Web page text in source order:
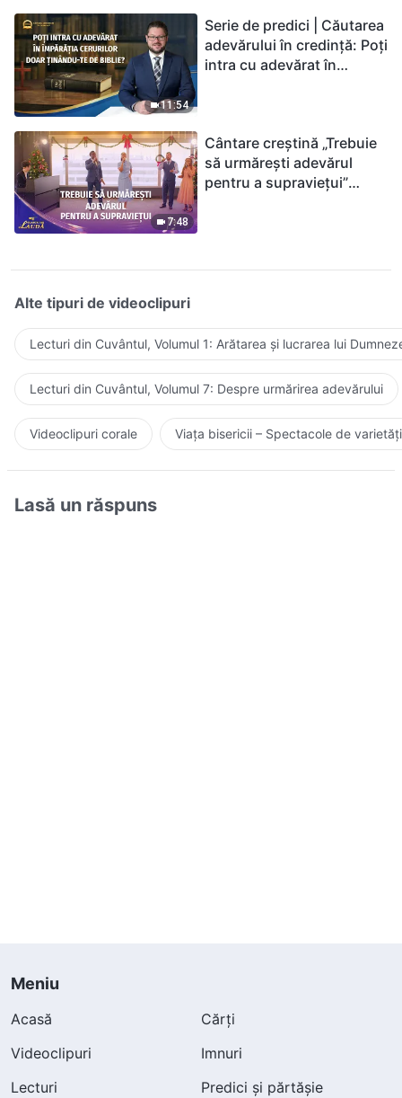
11:54
Serie de predici | Căutarea
adevărului în credință: Poți
intra cu adevărat în
7:48
Cântare creștină „Trebuie
să urmărești adevărul
pentru a supraviețui”
Alte tipuri de videoclipuri
Lecturi din Cuvântul, Volumul 1: Arătarea și lucrarea lui
Lecturi din Cuvântul, Volumul 7: Despre urmărirea adevărului
Videoclipuri corale Viața bisericii – Spectacole de varietăți
Lasă un răspuns
Meniu
Acasă
Cărți
Videoclipuri
Imnuri
Lecturi
Predici și părtășie